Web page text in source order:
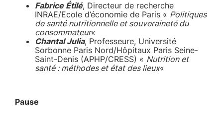
Fabrice Étilé, Directeur de recherche
INRAE/Ecole d’économie de Paris « Politiques
de santé nutritionnelle et souveraineté du
consommateur«
Chantal Julia, Professeure, Université
Sorbonne Paris Nord/Hôpitaux Paris Seine-
Saint-Denis (APHP/CRESS) « Nutrition et
santé : méthodes et état des lieux«
Pause